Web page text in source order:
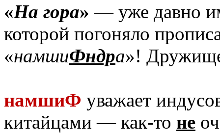
«На гора» — уже давно
которой погоняло
«намшиФндра»!
намшиФ уважает
китайцами — как-то не